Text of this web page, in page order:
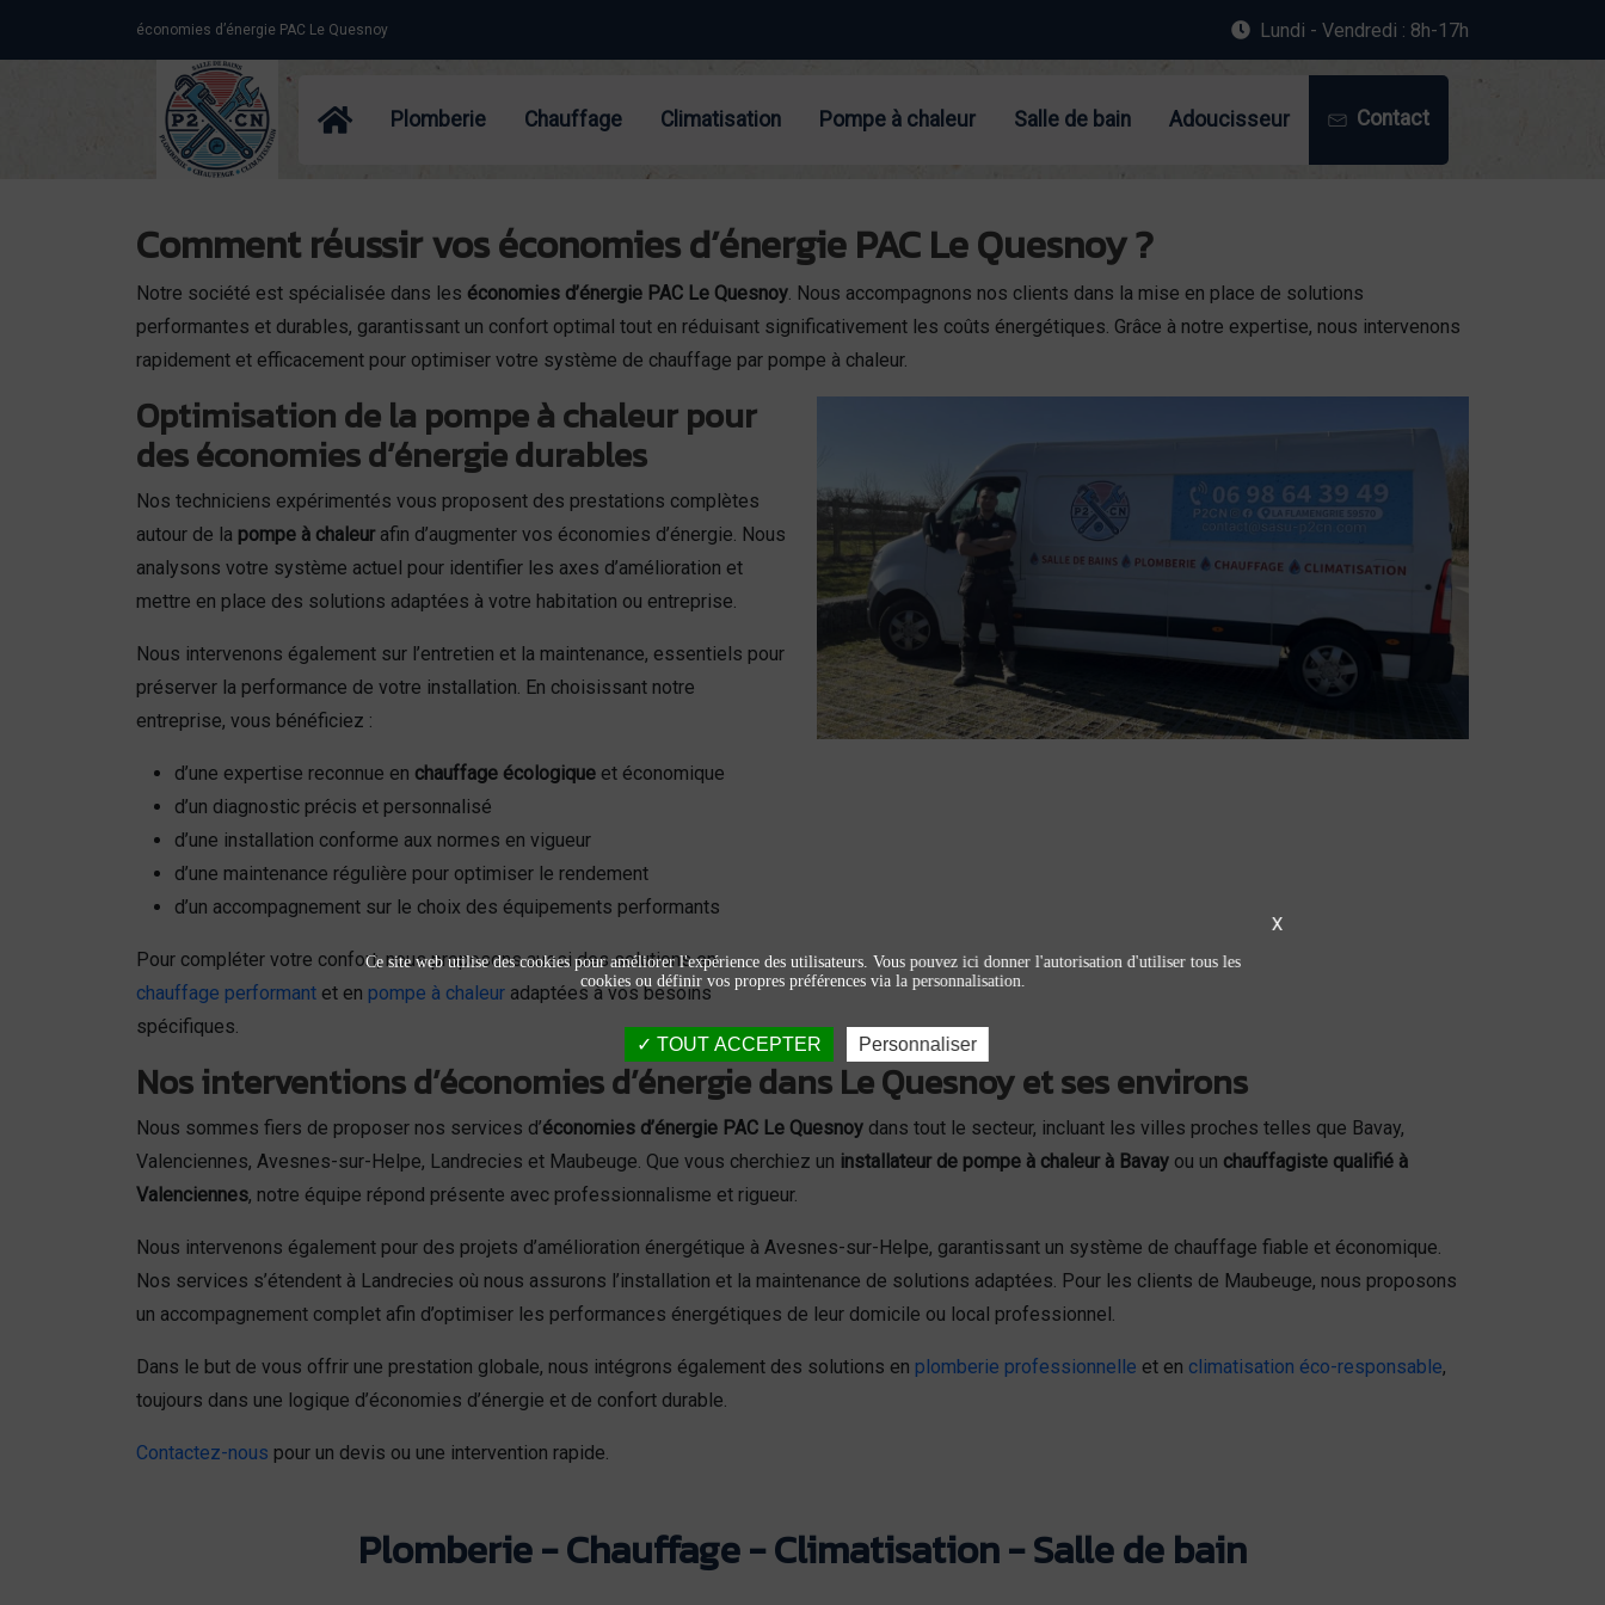
économies d’énergie PAC Le Quesnoy Lundi - Vendredi : 8h-17h
Plomberie Chauffage Climatisation Pompe à chaleur Salle de bain Adoucisseur Contact
Comment réussir vos économies d’énergie PAC Le Quesnoy ?
Notre société est spécialisée dans les économies d’énergie PAC Le Quesnoy. Nous accompagnons nos clients dans la mise en place de solutions
performantes et durables, garantissant un confort optimal tout en réduisant significativement les coûts énergétiques. Grâce à notre expertise, nous intervenons
rapidement et efficacement pour optimiser votre système de chauffage par pompe à chaleur.
Optimisation de la pompe à chaleur pour
des économies d’énergie durables
Nos techniciens expérimentés vous proposent des prestations complètes
autour de la pompe à chaleurafin d’augmenter vos économies d’énergie. Nous
analysons votre système actuel pour identifier les axes d’amélioration et
mettre en place des solutions adaptées à votre habitation ou entreprise.
Nous intervenons également sur l’entretien et la maintenance, essentiels pour
préserver la performance de votre installation. En choisissant notre
entreprise, vous bénéficiez :
d’une expertise reconnue en chauffage écologique et économique
d’un diagnostic précis et personnalisé
d’une installation conforme aux normes en vigueur
d’une maintenance régulière pour optimiser le rendement
d’un accompagnement sur le choix des équipements performants
Pour compléter votre confort, nous proposons aussi des solutions en
chauffage performant et en pompe à chaleur adaptées à vos besoins
spécifiques.
Nos interventions d’économies d’énergie dans Le Quesnoy et ses environs
Nous sommes fiers de proposer nos services d’économies d’énergie PAC Le Quesnoy dans tout le secteur, incluant les villes proches telles que Bavay,
Valenciennes, Avesnes-sur-Helpe, Landrecies et Maubeuge. Que vous cherchiez un installateur de pompe à chaleur à Bavay ou un chauffagiste qualifié à
Valenciennes, notre équipe répond présente avec professionnalisme et rigueur.
Nous intervenons également pour des projets d’amélioration énergétique à Avesnes-sur-Helpe, garantissant un système de chauffage fiable et économique.
Nos services s’étendent à Landrecies où nous assurons l’installation et la maintenance de solutions adaptées. Pour les clients de Maubeuge, nous proposons
un accompagnement complet afin d’optimiser les performances énergétiques de leur domicile ou local professionnel.
Dans le but de vous offrir une prestation globale, nous intégrons également des solutions en plomberie professionnelle et en climatisation éco-responsable,
toujours dans une logique d’économies d’énergie et de confort durable.
Contactez-nous pour un devis ou une intervention rapide.
Plomberie - Chauffage - Climatisation - Salle de bain
X
Ce site web utilise des cookies pour améliorer l'expérience des utilisateurs. Vous pouvez ici donner l'autorisation d'utiliser tous les
cookies ou définir vos propres préférences via la personnalisation.
TOUT ACCEPTER Personnaliser